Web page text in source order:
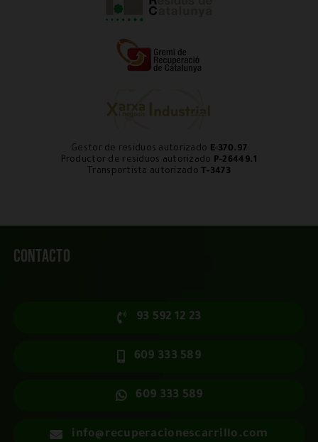
Gestor de residuos autorizado E-370.97
Productor de residuos autorizado P-26449.1
Transportista autorizado T-3473
Contacto
93 592 12 23
609 333 589
609 333 589
info@recuperacionescarrillo.com